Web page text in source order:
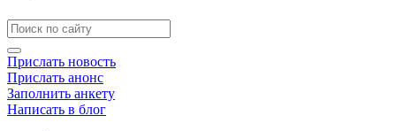
Прислать новость
Прислать анонс
Заполнить анкету
Написать в блог